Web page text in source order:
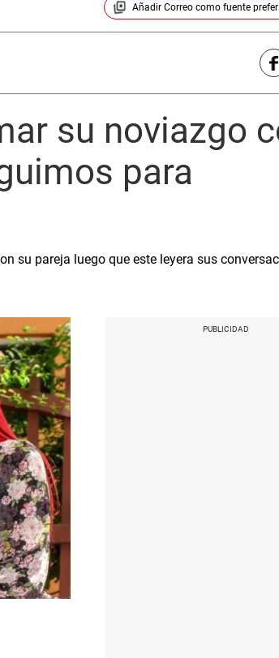
Añadir Correocomo fuente
su noviazgo
para
su pareja luego que este leyera sus